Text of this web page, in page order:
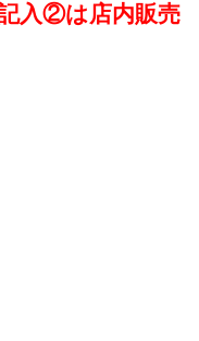
入②は店内販売